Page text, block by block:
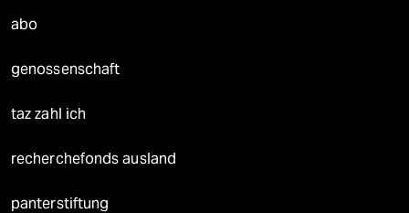
abo
genossenschaft
taz zahl ich
recherchefonds ausland
panterstiftung